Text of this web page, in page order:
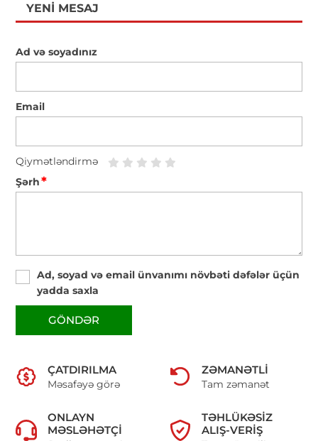
YENI MESAJ
Ad və soyadınız
Email
Qiymətləndirmə
Şərh*
Ad, soyad və email ünvanımı növbəti dəfələr üçün
yadda saxla
GÖNDƏR
ÇATDIRILMA
Məsafəyə görə
ZƏMANƏTLI
Tam zəmanət
ONLAYN
MƏSLƏHƏTÇI
TƏHLÜKƏSIZ
ALIŞ-VERIŞ